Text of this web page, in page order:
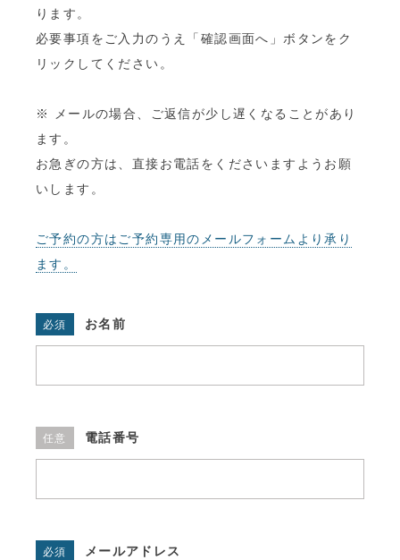
CONTACT
お問い合わせ
アクセス
ります。
必要事項をご入力のうえ「確認画面へ」ボタンをク
リックしてください。
※ メールの場合、ご返信が少し遅くなることがあり
ます。
お急ぎの方は、直接お電話をくださいますようお願
いします。
ご予約の方はご予約専用のメールフォームより承り
ます。
必須 お名前
任意 電話番号
必須 メールアドレス